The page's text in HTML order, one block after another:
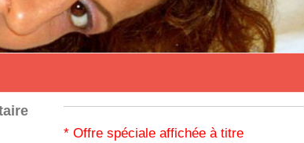
* Offre spéciale affichée à titre